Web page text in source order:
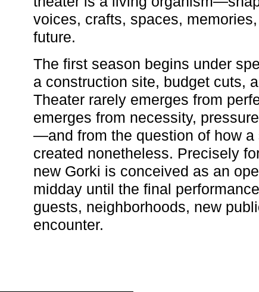
voices, crafts, spaces,
future.
The first season begins under
a construction site, budget cuts,
Theater rarely emerges from
emerges from necessity,
—and from the question of how a
created nonetheless. Precisely
new Gorki is conceived as an
midday until the final
guests, neighborhoods, new
encounter.